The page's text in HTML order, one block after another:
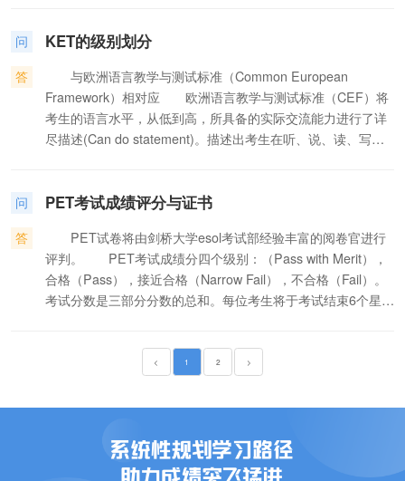
的学生在小学毕业前的英语水平达到等同剑桥通用英语
（MSE）的初级水平（KET-Key Eglish Test）；在中学毕业
前的英语水平达到等同剑桥通用英语的中低级水平（PET-
Preliminary English Test）。对于智利政府提出的”English
Opens Doors”（英语打开国门），进而发展智利的战略来说，
该项目的实施非常关键。 · 意大利教育部在国家教育体系中
组成部分。 · 奥地利商会将KET、PET考试作为其语言能
力测试的标准，并在维也纳的普通高中推行KET考试。 ·
KET考试在全世界超过100多个国家的高等教育机构得到普遍
认可。其中包括意大利的Universita degli Studi di Roma “La
Spienza”大学和Universita degli Studi di Pavia大学，以及西班
牙的Universidad de Granada 大学和the Universidad
问 KET的级别划分
答
与欧洲语言教学与测试标准（Common European
Framework）相对应 欧洲语言教学与测试标准（CEF）将
考生的语言水平，从低到高，所具备的实际交流能力进行了详
尽描述(Can do statement)。描述出考生在听、说、读、写四
言水平划分为3个等级： A (Basic user) 基础水平 B
用 每个等级都分为2个级别：A1, A2, B1, B2, C1 和C2.
问 PET考试成绩评分与证书
答
PET试卷将由剑桥大学esol考试部经验丰富的阅卷官进行
评判。 PET考试成绩分四个级别：（Pass with Merit），
合格（Pass），接近合格（Narrow Fail），不合格（Fail）。
考试分数是三部分分数的总和。每位考生将于考试结束6个星期
月内获得由剑桥大学考试委员会ESOL考试中心颁发的证书。
< 1 2 >